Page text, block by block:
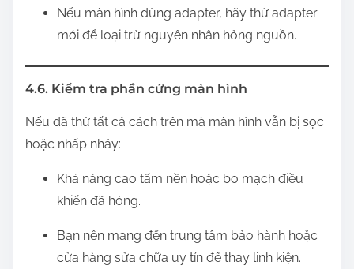
Nếu màn hình dùng adapter, hãy thử adapter
mới để loại trừ nguyên nhân hỏng nguồn.
4.6. Kiểm tra phần cứng màn hình
Nếu đã thử tất cả cách trên mà màn hình vẫn bị sọc
hoặc nhấp nháy:
Khả năng cao tấm nền hoặc bo mạch điều
khiển đã hỏng.
Bạn nên mang đến trung tâm bảo hành hoặc
cửa hàng sửa chữa uy tín để thay linh kiện.